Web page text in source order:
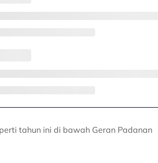
tahun ini di bawah Geran Padanan